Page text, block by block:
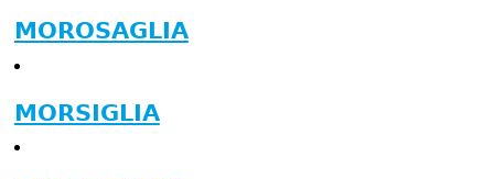
MOROSAGLIA
MORSIGLIA